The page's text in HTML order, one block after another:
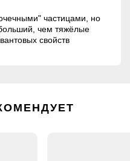
частицами, но
чем тяжёлые
свойств